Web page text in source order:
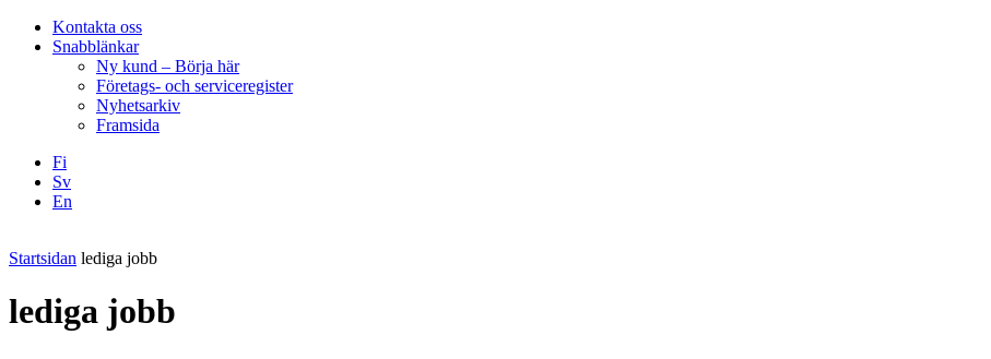
Kontakta oss
Snabblänkar
Ny kund – Börja här
Företags- och serviceregister
Nyhetsarkiv
Framsida
Fi
Sv
En
Startsidan lediga jobb
lediga jobb